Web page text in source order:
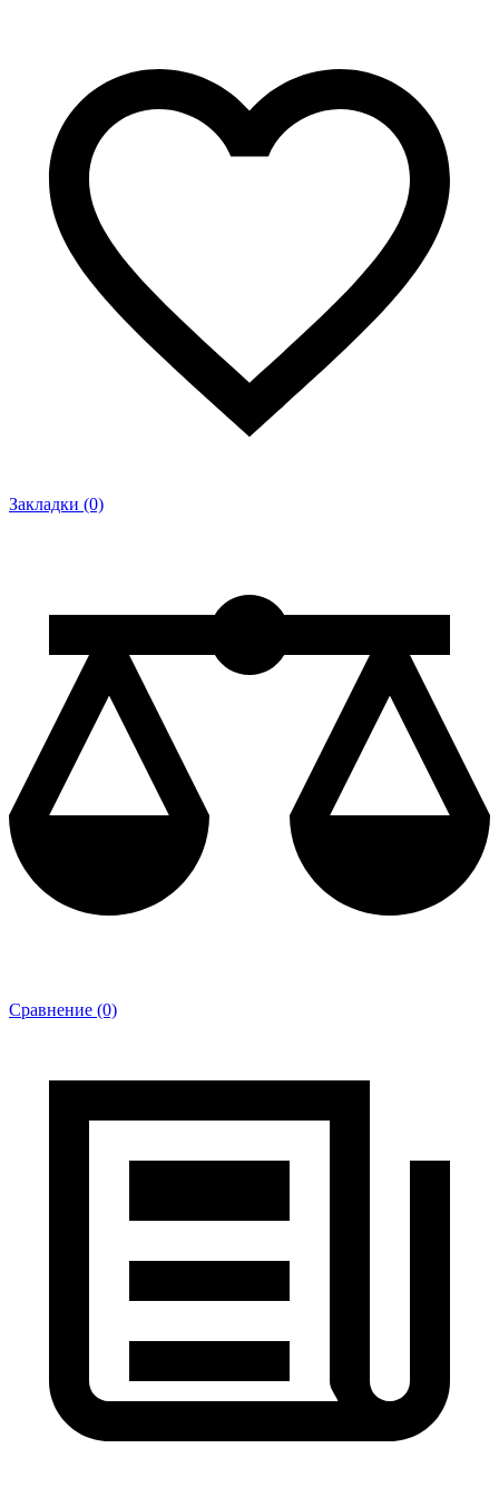
Закладки (0)
Сравнение (0)